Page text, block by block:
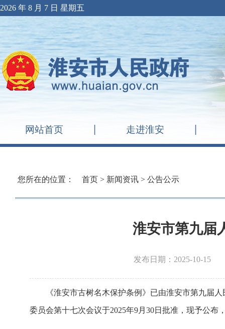
2026 年 8 月 7 日 星期五
网站首页 走进淮安
您所在的位置： 首页 > 新闻资讯 > 公告公示
淮安市第九届
发布日期：2025-10-
《淮安市古树名木保护条例》已由淮安市第九届
委员会第十七次会议于2025年9月30日批准，现予公布